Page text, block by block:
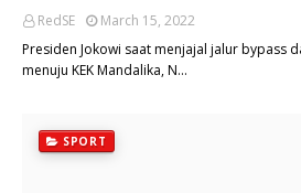
RedSE
March 15, 2022
Presiden Jokowi saat menjajal jalur bypass
menuju KEK Mandalika, N…
SPORT